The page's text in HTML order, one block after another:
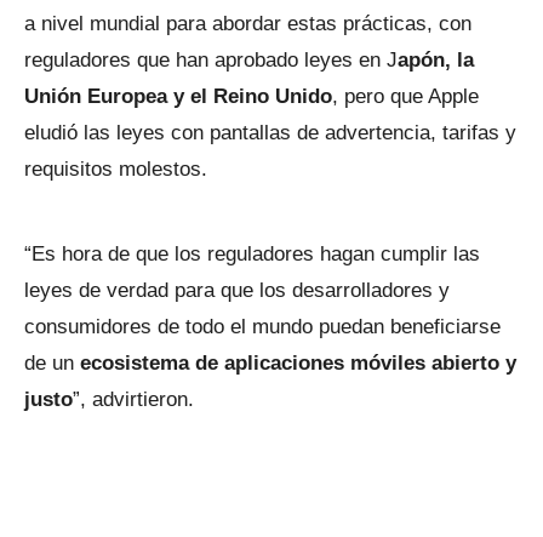
a nivel mundial para abordar estas prácticas, con
reguladores que han aprobado leyes en Japón, la
Unión Europea y el Reino Unido, pero que Apple
eludió las leyes con pantallas de advertencia, tarifas y
requisitos molestos.
“Es hora de que los reguladores hagan cumplir las
leyes de verdad para que los desarrolladores y
consumidores de todo el mundo puedan beneficiarse
de un ecosistema de aplicaciones móviles abierto y
justo”, advirtieron.